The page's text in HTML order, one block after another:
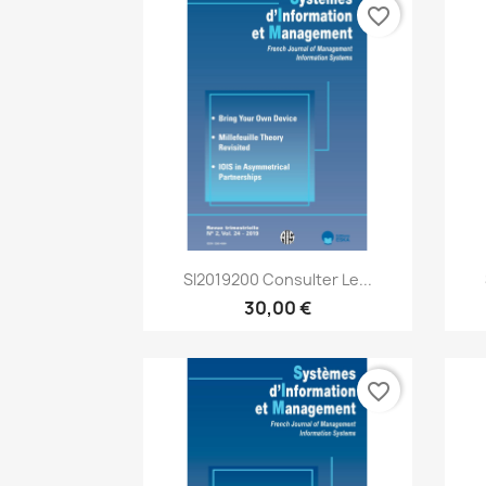
Aperçu rapide
SI2019200 Consulter Le...
30,00 €
favorite_border
favorite_border